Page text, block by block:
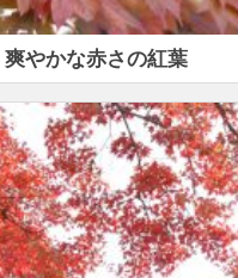
爽やかな赤さの紅葉